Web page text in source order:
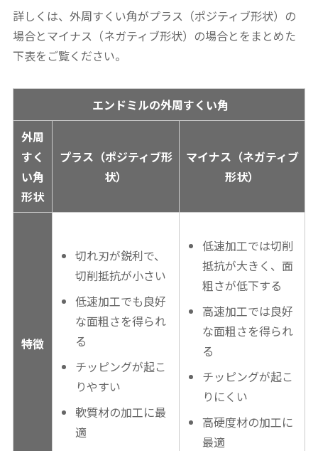
詳しくは、外周すくい角がプラス（ポジティブ形状）の
場合とマイナス（ネガティブ形状）の場合とをまとめた
下表をご覧ください。
エンドミルの外周すくい角
外周
すく
い角
形状
プラス（ポジティブ形
状）
マイナス（ネガティブ
形状）
特徴
切れ刃が鋭利で、
切削抵抗が小さい
低速加工でも良好
な面粗さを得られ
る
チッピングが起こ
りやすい
軟質材の加工に最
適
低速加工では切削
抵抗が大きく、面
粗さが低下する
高速加工では良好
な面粗さを得られ
る
チッピングが起こ
りにくい
高硬度材の加工に
最適